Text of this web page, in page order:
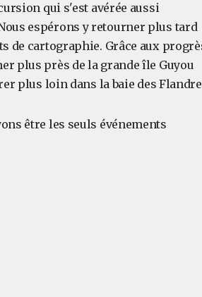
qui s'est avérée aussi
espérons y retourner plus tard
de cartographie. Grâce aux
plus près de la grande île Guyou
plus loin dans la baie des
être les seuls événements